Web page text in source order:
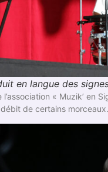
en langue des
« Muzik’ en
de certains morceaux.